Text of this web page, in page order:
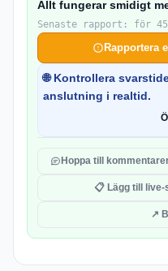
Allt fungerar smidigt
Senaste rapport: för
Rapportera
🌐 Kontrollera
anslutning i realtid.
Hoppa till
📋 Lägg till
↗